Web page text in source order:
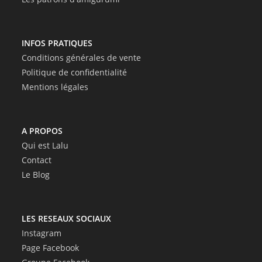
INFOS PRATIQUES
Conditions générales de vente
Politique de confidentialité
Mentions légales
A PROPOS
Qui est Lalu
Contact
Le Blog
LES RESEAUX SOCIAUX
Instagram
Page Facebook